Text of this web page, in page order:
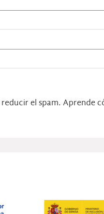
el spam. Aprende